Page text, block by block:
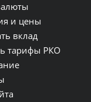
и цены
вклад
тарифы РКО